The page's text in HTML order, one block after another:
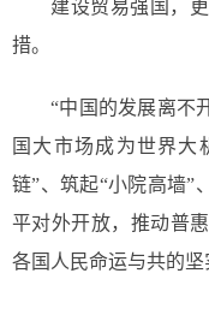
建设贸易强国，
措。
“中国的发展离不
国大市场成为世界
链”、筑起“小院高墙”
平对外开放，推动普
各国人民命运与共的坚